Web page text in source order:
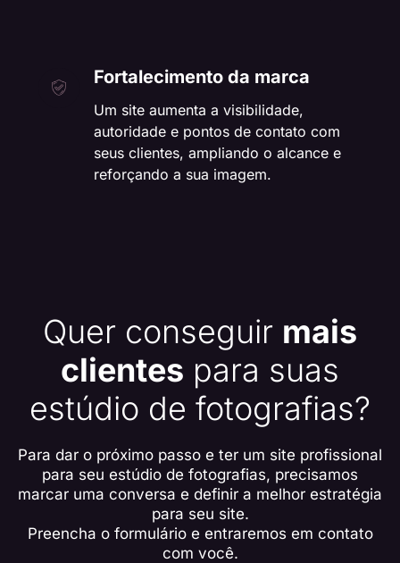
Fortalecimento da marca
Um site aumenta a visibilidade,
autoridade e pontos de contato com
seus clientes, ampliando o alcance e
reforçando a sua imagem.
Quer conseguir mais
clientes para suas
estúdio de fotografias?
Para dar o próximo passo e ter um site profissional
para seu estúdio de fotografias, precisamos
marcar uma conversa e definir a melhor estratégia
para seu site.
Preencha o formulário e entraremos em contato
com você.